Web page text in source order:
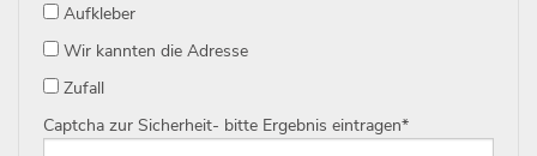
Aufkleber
Wir kannten die Adresse
Zufall
Captcha zur Sicherheit- bitte Ergebnis eintragen*